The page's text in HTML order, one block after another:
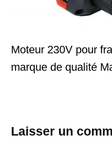
Moteur 230V pour
marque de qualité
Laisser un